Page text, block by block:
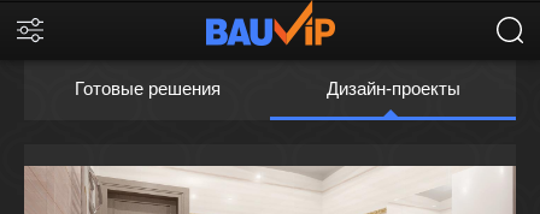
Готовые решения Дизайн-проекты